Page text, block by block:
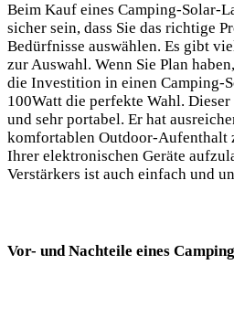
Beim ⁤Kauf eines Camping-Solar-
sicher sein, dass Sie das richtige
Bedürfnisse auswählen.⁤ Es gibt​
zur Auswahl. Wenn Sie ⁤Plan
die Investition in einen⁢ Camping-
100Watt die perfekte Wahl.
und sehr portabel. Er ‌hat
komfortablen Outdoor-Aufenthalt
Ihrer elektronischen Geräte
Verstärkers ist auch einfach und
Vor- und Nachteile eines